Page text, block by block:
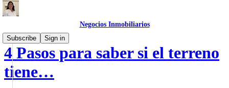
Negocios Inmobiliarios
Subscribe
Sign in
4 Pasos para saber si el terreno
tiene…